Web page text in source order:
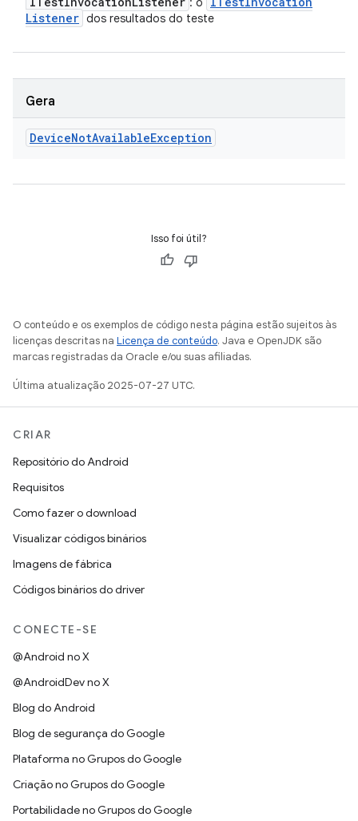
Listener dos resultados do teste
Gera
DeviceNotAvailableException
Isso foi útil?
O conteúdo e os exemplos de código nesta página estão sujeitos às
licenças descritas na Licença de conteúdo. Java e OpenJDK são
marcas registradas da Oracle e/ou suas afiliadas.
Última atualização 2025-07-27 UTC.
CRIAR
Repositório do Android
Requisitos
Como fazer o download
Visualizar códigos binários
Imagens de fábrica
Códigos binários do driver
CONECTE-SE
@Android no X
@AndroidDev no X
Blog do Android
Blog de segurança do Google
Plataforma no Grupos do Google
Criação no Grupos do Google
Portabilidade no Grupos do Google